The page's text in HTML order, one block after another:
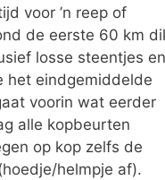
voor ’n reep of
de eerste 60 km
losse steentjes en
het eindgemiddelde
voorin wat eerder
alle kopbeurten
op kop zelfs de
helmpje af).